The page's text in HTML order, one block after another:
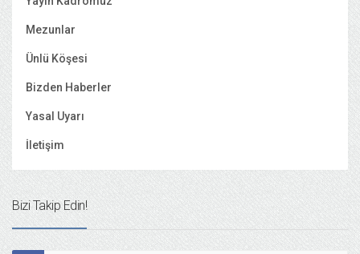
Mezunlar
Ünlü Köşesi
Bizden Haberler
Yasal Uyarı
İletişim
Bizi Takip Edin!